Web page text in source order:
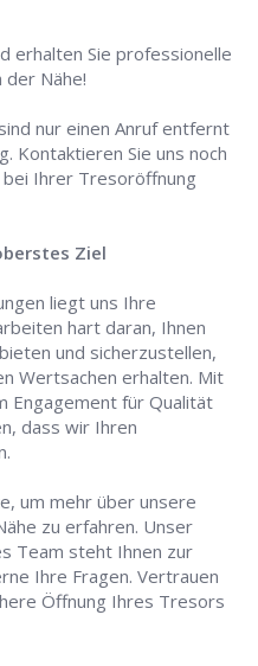
erhalten Sie professionelle
Nähe!
nur einen Anruf entfernt
Kontaktieren Sie uns noch
bei Ihrer Tresoröffnung
Ziel
liegt uns Ihre
hart daran, Ihnen
und sicherzustellen,
Wertsachen erhalten. Mit
Engagement für Qualität
dass wir Ihren
um mehr über unsere
zu erfahren. Unser
Team steht Ihnen zur
Ihre Fragen. Vertrauen
Öffnung Ihres Tresors